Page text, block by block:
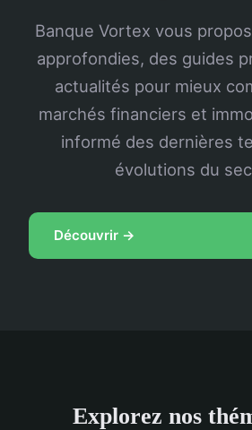
Banque Vortex vous
approfondies, des guides
actualités pour mieux
marchés financiers et
informé des dernières
évolutions du
Découvrir →
Explorez nos